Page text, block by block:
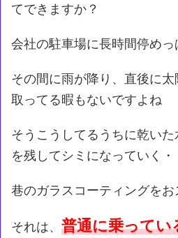
てできますか？
会社の駐車場に長時間停め
その間に雨が降り、直後に
取ってる暇もないですよね
そうこうしてるうちに乾い
を残してシミになっていく・
巷のガラスコーティングを
それは、 普通に乗ってい